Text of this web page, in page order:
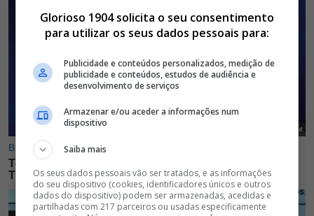
Glorioso 1904 solicita o seu consentimento
para utilizar os seus dados pessoais para:
Publicidade e conteúdos personalizados, medição de
publicidade e conteúdos, estudos de audiência e
desenvolvimento de serviços
Armazenar e/ou aceder a informações num
dispositivo
Saiba mais
Os seus dados pessoais vão ser tratados, e as informações
do seu dispositivo (cookies, identificadores únicos e outros
dados do dispositivo) podem ser armazenadas, acedidas e
partilhadas com 217 parceiros ou usadas especificamente